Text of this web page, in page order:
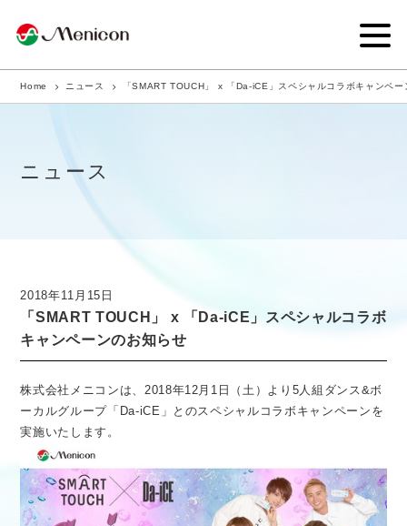
企業情報
商品サイト
ニュース
採用情報
医療従事者向け情報 GLOBAL
Home ニュース 「SMART TOUCH」 x 「Da-iCE」スペシャルコラボキャンペー
ニュース
2018年11月15日
「SMART TOUCH」 x 「Da-iCE」スペシャルコラボ
キャンペーンのお知らせ
株式会社メニコンは、2018年12月1日（土）より5人組ダンス&ボ
ーカルグループ「Da-iCE」とのスペシャルコラボキャンペーンを
実施いたします。